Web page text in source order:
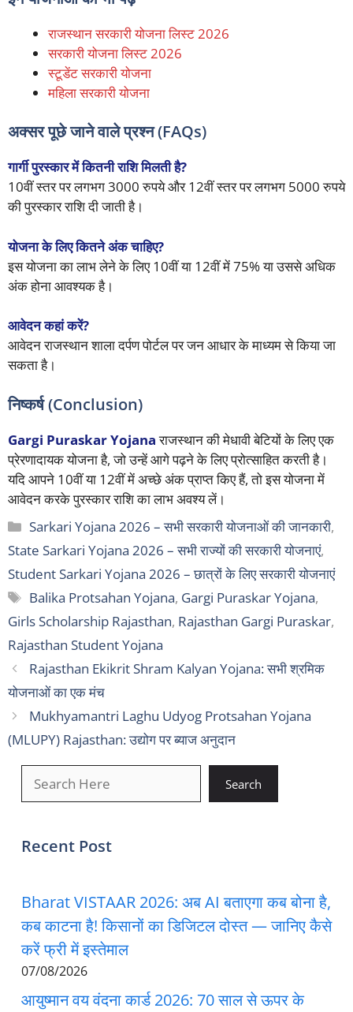
राजस्थान सरकारी योजना लिस्ट 2026
सरकारी योजना लिस्ट 2026
स्टूडेंट सरकारी योजना
महिला सरकारी योजना
अक्सर पूछे जाने वाले प्रश्न (FAQs)
गार्गी पुरस्कार में कितनी राशि मिलती है?
10वीं स्तर पर लगभग 3000 रुपये और 12वीं स्तर पर लगभग 5000 रुपये
की पुरस्कार राशि दी जाती है।
योजना के लिए कितने अंक चाहिए?
इस योजना का लाभ लेने के लिए 10वीं या 12वीं में 75% या उससे अधिक
अंक होना आवश्यक है।
आवेदन कहां करें?
आवेदन राजस्थान शाला दर्पण पोर्टल पर जन आधार के माध्यम से किया जा
सकता है।
निष्कर्ष (Conclusion)
Gargi Puraskar Yojanaराजस्थान की मेधावी बेटियों के लिए एक
प्रेरणादायक योजना है, जो उन्हें आगे पढ़ने के लिए प्रोत्साहित करती है।
यदि आपने 10वीं या 12वीं में अच्छे अंक प्राप्त किए हैं, तो इस योजना में
आवेदन करके पुरस्कार राशि का लाभ अवश्य लें।
Categories
Sarkari Yojana 2026 – सभी सरकारी योजनाओं की जानकारी,
State Sarkari Yojana 2026 – सभी राज्यों की सरकारी योजनाएं,
Student Sarkari Yojana 2026 – छात्रों के लिए सरकारी योजनाएं
Tags
Balika Protsahan Yojana, Gargi Puraskar Yojana,
Girls Scholarship Rajasthan, Rajasthan Gargi Puraskar,
Rajasthan Student Yojana
Rajasthan Ekikrit Shram Kalyan Yojana: सभी श्रमिक
योजनाओं का एक मंच
Mukhyamantri Laghu Udyog Protsahan Yojana
(MLUPY) Rajasthan: उद्योग पर ब्याज अनुदान
Search
Recent Post
Bharat VISTAAR 2026: अब AI बताएगा कब बोना है,
कब काटना है! किसानों का डिजिटल दोस्त — जानिए कैसे
करें फ्री में इस्तेमाल
07/08/2026
आयुष्मान वय वंदना कार्ड 2026: 70 साल से ऊपर के